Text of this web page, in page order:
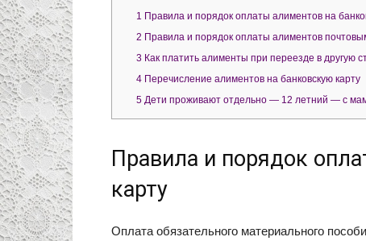
1 Правила и порядок оплаты алиментов на
2 Правила и порядок оплаты алиментов
3 Как платить алименты при переезде в другую
4 Перечисление алиментов на банковскую карту
5 Дети проживают отдельно — 12 летний — с
Правила и порядок
карту
Оплата обязательного материального